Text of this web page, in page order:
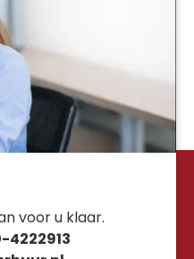
voor u klaar.
4222913